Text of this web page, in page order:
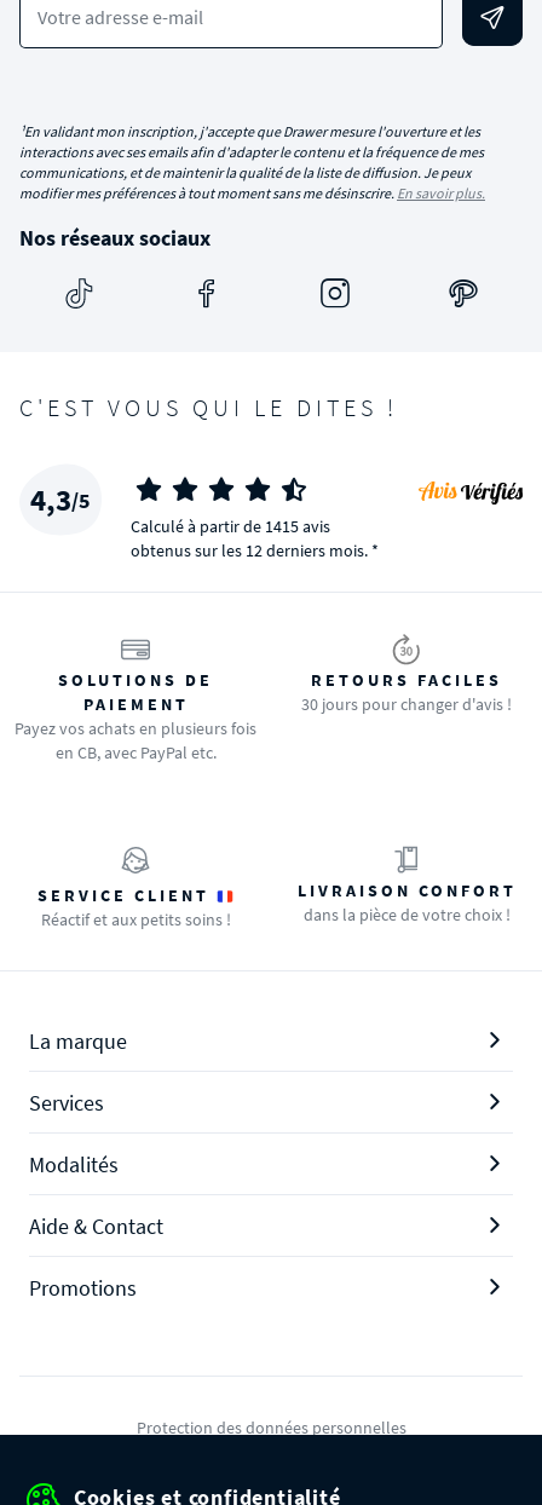
Votre adresse e-mail
¹En validant mon inscription, j'accepte que Drawer mesure l'ouverture et les
interactions avec ses emails afin d'adapter le contenu et la fréquence de mes
communications, et de maintenir la qualité de la liste de diffusion. Je peux
modifier mes préférences à tout moment sans me désinscrire. En savoir plus.
Nos réseaux sociaux
C'EST VOUS QUI LE DITES !
4,3/5
Calculé à partir de 1415 avis
obtenus sur les 12 derniers mois. *
SOLUTIONS DE
PAIEMENT
Payez vos achats en plusieurs fois
en CB, avec PayPal etc.
RETOURS FACILES
30 jours pour changer d'avis !
SERVICE CLIENT
Réactif et aux petits soins !
LIVRAISON CONFORT
dans la pièce de votre choix !
La marque
Services
Modalités
Aide & Contact
Promotions
Protection des données personnelles
Cookies et confidentialité